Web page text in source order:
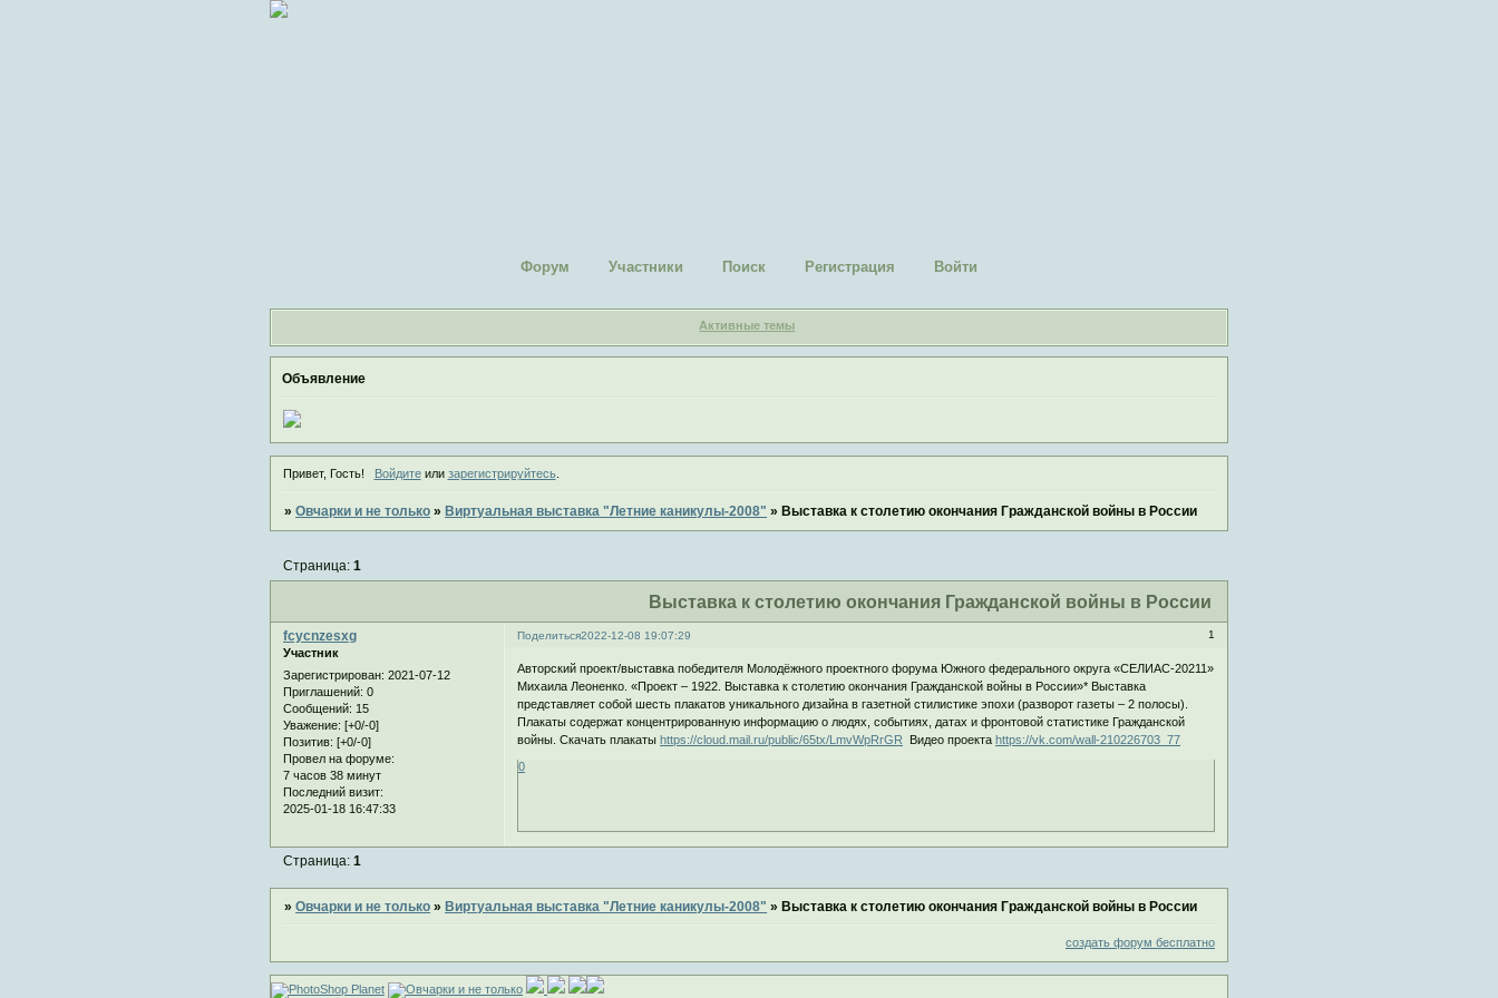
Форум Участники Поиск Регистрация Войти
Активные темы
Объявление
Привет, Гость! Войдитеили зарегистрируйтесь.
»Овчарки и не только » Виртуальная выставка "Летние каникулы-2008" » Выставка к столетию окончания Гражданской войны в России
Выставка к столетию окончания Гражданской войны в России
Страница:1
Поделиться 1
2022-12-08 19:07:29
fcycnzesxg
Участник
Зарегистрирован: 2021-07-12
Приглашений: 0
Сообщений: 15
Уважение: [+0/-0]
Позитив: [+0/-0]
Провел на форуме:
7 часов 38 минут
Последний визит:
2025-01-18 16:47:33
Авторский проект/выставка победителя Молодёжного проектного форума Южного федерального округа «СЕЛИАС-20211»
Михаила Леоненко. «Проект – 1922. Выставка к столетию окончания Гражданской войны в России»* Выставка
представляет собой шесть плакатов уникального дизайна в газетной стилистике эпохи (разворот газеты – 2 полосы).
Плакаты содержат концентрированную информацию о людях, событиях, датах и фронтовой статистике Гражданской
войны. Скачать плакатыhttps://cloud.mail.ru/public/65tx/LmvWpRrGR Видео проектаhttps://vk.com/wall-210226703_77
0
Страница:1
»Овчарки и не только » Виртуальная выставка "Летние каникулы-2008" » Выставка к столетию окончания Гражданской войны в России
создать форум бесплатно